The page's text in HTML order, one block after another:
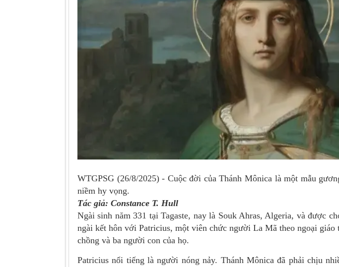
WTGPSG (26/8/2025) - Cuộc đời của Thánh Mônica là một mẫu
niềm hy vọng.
Tác giả: Constance T. Hull
Ngài sinh năm 331 tại Tagaste, nay là Souk Ahras, Algeria, và được
ngài kết hôn với Patricius, một viên chức người La Mã theo ngoại giáo
chồng và ba người con của họ.
Patricius nổi tiếng là người nóng nảy. Thánh Mônica đã phải chịu